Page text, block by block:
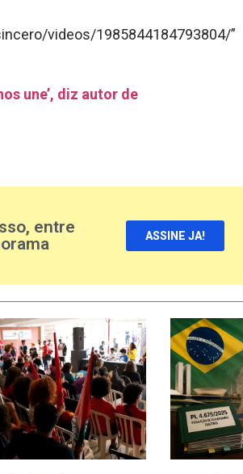
videos/1985844184793804/”
une’, diz autor de
entre
ASSINE JA!